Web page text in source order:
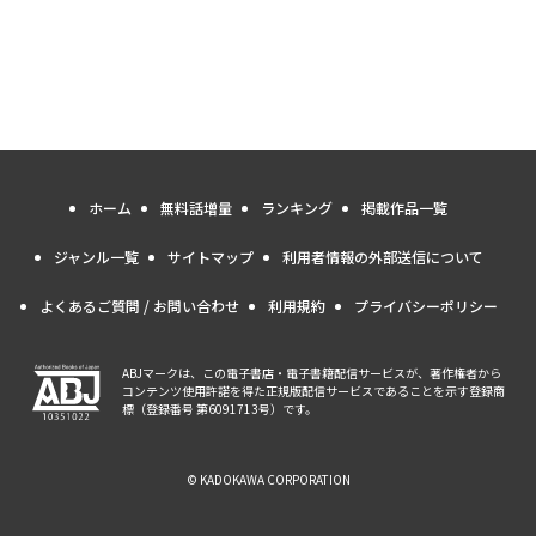
ホーム 無料話増量 ランキング 掲載作品一覧
ジャンル一覧 サイトマップ 利用者情報の外部送信について
よくあるご質問 / お問い合わせ 利用規約 プライバシーポリシー
ABJマークは、この電子書店・電子書籍配信サービスが、著作権者から
コンテンツ使用許諾を得た正規版配信サービスであることを示す登録商
標（登録番号 第6091713号）です。
© KADOKAWA CORPORATION